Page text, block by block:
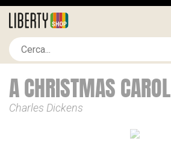
A CHRISTMAS CAROL
Charles Dickens